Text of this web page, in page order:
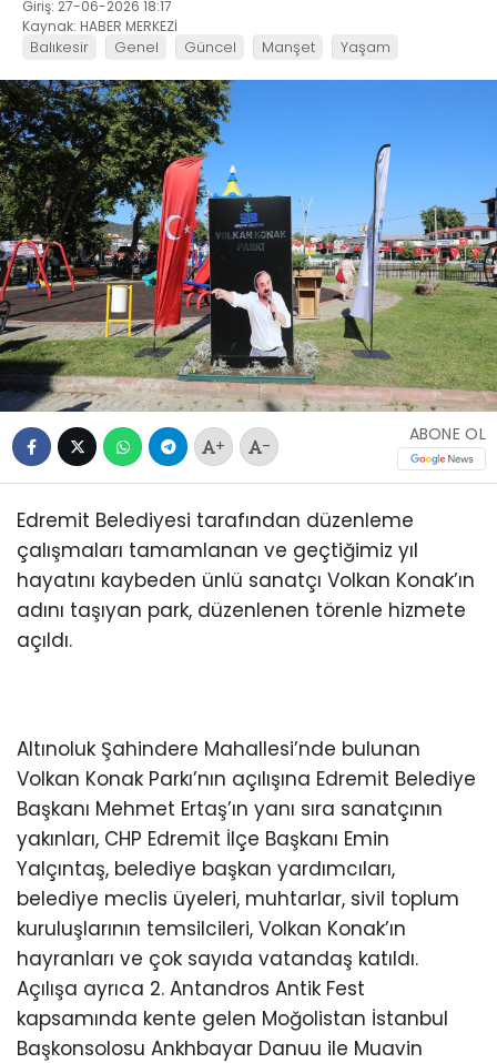
Giriş: 27-06-2026 18:17
Kaynak: HABER MERKEZİ
Balıkesir Genel Güncel Manşet Yaşam
+ -
ABONE OL
Edremit Belediyesi tarafından düzenleme
çalışmaları tamamlanan ve geçtiğimiz yıl
hayatını kaybeden ünlü sanatçı Volkan Konak’ın
adını taşıyan park, düzenlenen törenle hizmete
açıldı.
Altınoluk Şahindere Mahallesi’nde bulunan
Volkan Konak Parkı’nın açılışına Edremit Belediye
Başkanı Mehmet Ertaş’ın yanı sıra sanatçının
yakınları, CHP Edremit İlçe Başkanı Emin
Yalçıntaş, belediye başkan yardımcıları,
belediye meclis üyeleri, muhtarlar, sivil toplum
kuruluşlarının temsilcileri, Volkan Konak’ın
hayranları ve çok sayıda vatandaş katıldı.
Açılışa ayrıca 2. Antandros Antik Fest
kapsamında kente gelen Moğolistan İstanbul
Başkonsolosu Ankhbayar Danuu ile Muavin